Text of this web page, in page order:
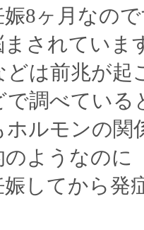
8ヶ月なの
されていま
どは前兆が起
で調べている
ホルモンの関
ようなのに
してから発